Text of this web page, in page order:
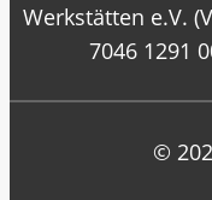
Werkstätten e.V.
7046 1291
©